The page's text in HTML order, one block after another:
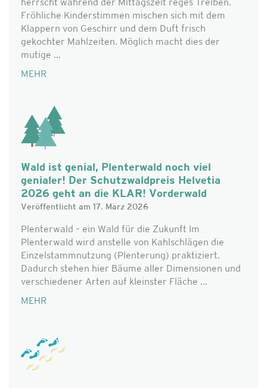
herrscht während der Mittagszeit reges Treiben.
Fröhliche Kinderstimmen mischen sich mit dem
Klappern von Geschirr und dem Duft frisch
gekochter Mahlzeiten. Möglich macht dies der
mutige ...
MEHR
Wald ist genial, Plenterwald noch viel
genialer! Der Schutzwaldpreis Helvetia
2026 geht an die KLAR! Vorderwald
Veröffentlicht am 17. März 2026
Plenterwald – ein Wald für die Zukunft Im
Plenterwald wird anstelle von Kahlschlägen die
Einzelstammnutzung (Plenterung) praktiziert.
Dadurch stehen hier Bäume aller Dimensionen und
verschiedener Arten auf kleinster Fläche ...
MEHR